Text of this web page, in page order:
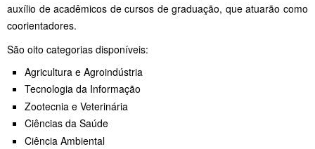
auxílio de acadêmicos de cursos de graduação, que atuarão como
coorientadores.
São oito categorias disponíveis:
Agricultura e Agroindústria
Tecnologia da Informação
Zootecnia e Veterinária
Ciências da Saúde
Ciência Ambiental